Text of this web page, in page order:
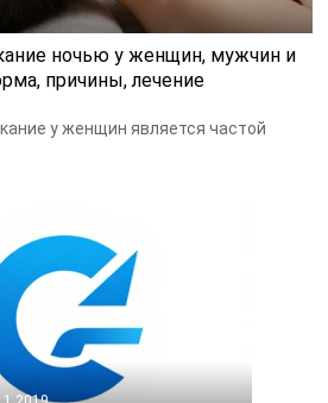
ночью у женщин, мужчин и
причины, лечение
у женщин является частой